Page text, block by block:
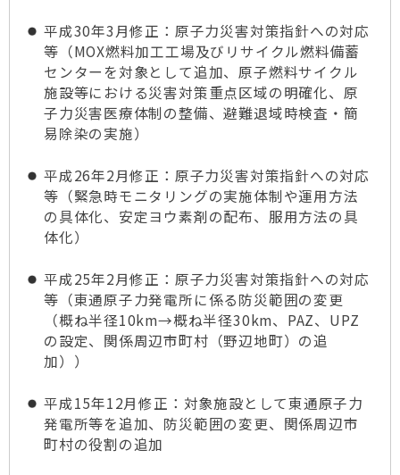
平成30年3月修正：原子力災害対策指針への対応
等（MOX燃料加工工場及びリサイクル燃料備蓄
センターを対象として追加、原子燃料サイクル
施設等における災害対策重点区域の明確化、原
子力災害医療体制の整備、避難退域時検査・簡
易除染の実施）
平成26年2月修正：原子力災害対策指針への対応
等（緊急時モニタリングの実施体制や運用方法
の具体化、安定ヨウ素剤の配布、服用方法の具
体化）
平成25年2月修正：原子力災害対策指針への対応
等（東通原子力発電所に係る防災範囲の変更
（概ね半径10km→概ね半径30km、PAZ、UPZ
の設定、関係周辺市町村（野辺地町）の追
加））
平成15年12月修正：対象施設として東通原子力
発電所等を追加、防災範囲の変更、関係周辺市
町村の役割の追加